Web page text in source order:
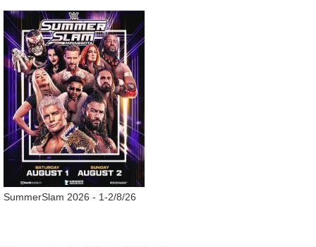
SummerSlam 2026 - 1-2/8/26